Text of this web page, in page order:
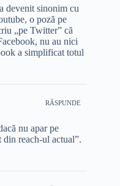
devenit sinonim cu
o poză pe
„pe Twitter” că
nu au nici
a simplificat totul
RĂSPUNDE
nu apar pe
reach-ul actual”.